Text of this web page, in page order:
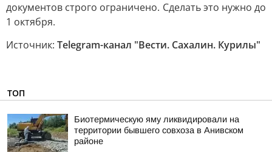
документов строго ограничено. Сделать это нужно до
1 октября.
Источник: Telegram-канал "Вести. Сахалин. Курилы"
ТОП
Биотермическую яму ликвидировали на
территории бывшего совхоза в Анивском
районе